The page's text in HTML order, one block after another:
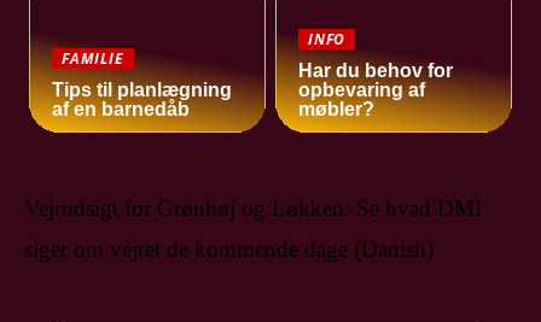
FAMILIE
Tips til planlægning
af en barnedåb
INFO
Har du behov for
opbevaring af
møbler?
Vejrudsigt for Grønhøj og Løkken: Se hvad DMI
siger om vejret de kommende dage (Danish)